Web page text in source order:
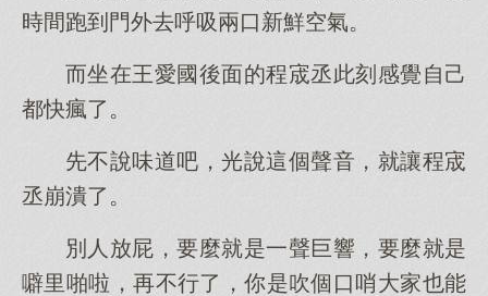
時間跑到門外去呼吸兩口新鮮空氣。
而坐在王愛國後面的程宬丞此刻感覺自己
都快瘋了。
先不說味道吧，光說這個聲音，就讓程宬
丞崩潰了。
別人放屁，要麼就是一聲巨響，要麼就是
噼里啪啦，再不行了，你是吹個口哨大家也能